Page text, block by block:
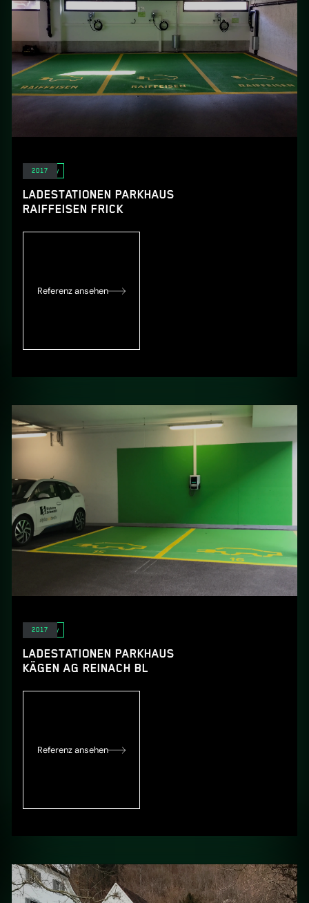
E-Mobility
LADESTATIONEN PARKHAUS
RAIFFEISEN FRICK
Referenz ansehen
2017
E-Mobility
LADESTATIONEN PARKHAUS
KÄGEN AG REINACH BL
Referenz ansehen
2017